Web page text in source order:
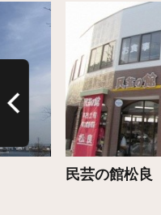
民芸の館松良
詳細はこちら